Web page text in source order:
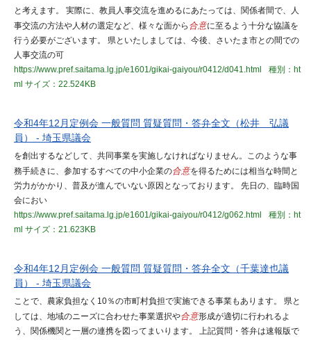
と考えます。 実際に、教員人事交流を進めるにあたっては、関係者間で、人
事交流の方法や人材の選定など、様々な面から 合意に至るよう十分な協議を
行う必要がございます。 県といたしましては、今後、さいたま市との間での
人事交流の可
https://www.pref.saitama.lg.jp/e1601/gikai-gaiyou/r0412/d041.html
種別：ht
ml サイズ：22.524KB
令和4年12月定例会 一般質問 質疑質問・答弁全文（松井 弘議
員） - 埼玉県議会
を創出するなどして、共同事業を実施しなければなりません。このような事
務手続きに、参加するすべての中小企業の合意を得るためには相当な時間と
労力がかかり、普及が進んでいない原因となっております。 先日の、臨時国
会におい
https://www.pref.saitama.lg.jp/e1601/gikai-gaiyou/r0412/g062.html
種別：ht
ml サイズ：21.623KB
令和4年12月定例会 一般質問 質疑質問・答弁全文（千葉達也議
員） - 埼玉県議会
ことで、農家負担なく10％の市町村負担で実施できる事業もあります。 県と
しては、地域のニーズに合わせた事業選択や合意形成が適切に行われるよ
う、関係機関と一層の連携を図ってまいります。 上記質問・答弁は速報版で